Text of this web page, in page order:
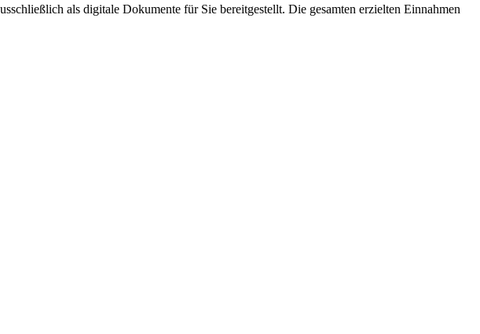
als digitale Dokumente für Sie bereitgestellt. Die gesamten erzielten Einnahmen